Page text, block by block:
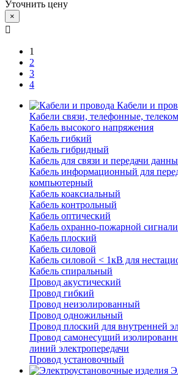
Уточнить цену
×
1
2
3
4
Кабели и
Кабели связи, телефонные,
Кабель высокого напряжения
Кабель гибкий
Кабель гибридный
Кабель для связи и передачи
Кабель информационный для
компьютерный
Кабель коаксиальный
Кабель контрольный
Кабель оптический
Кабель охранно-пожарной
Кабель плоский
Кабель силовой
Кабель силовой < 1кВ для
Кабель спиральный
Провод акустический
Провод гибкий
Провод неизолированный
Провод одножильный
Провод плоский для внутренней
Провод самонесущий
линий электропередачи
Провод установочный